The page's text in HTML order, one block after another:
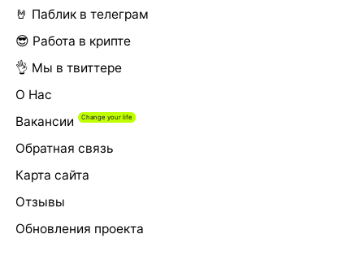
🤘 Паблик в телеграм
😎 Работа в крипте
👌 Мы в твиттере
О Нас
Вакансии
Обратная связь
Карта сайта
Отзывы
Обновления проекта